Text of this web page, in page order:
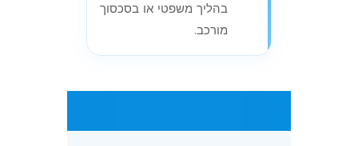
בהליך משפטי או בסכסוך
מורכב.